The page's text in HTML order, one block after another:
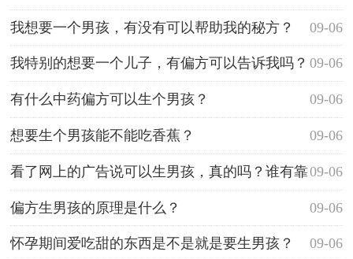
09-06
我想要一个男孩，有没有可以帮助我的秘方？
09-06
我特别的想要一个儿子，有偏方可以告诉我吗？
09-06
有什么中药偏方可以生个男孩？
09-06
想要生个男孩能不能吃香蕉？
09-06
看了网上的广告说可以生男孩，真的吗？谁有靠
谱的生男孩的偏方？ 09-06
偏方生男孩的原理是什么？
09-06
怀孕期间爱吃甜的东西是不是就是要生男孩？